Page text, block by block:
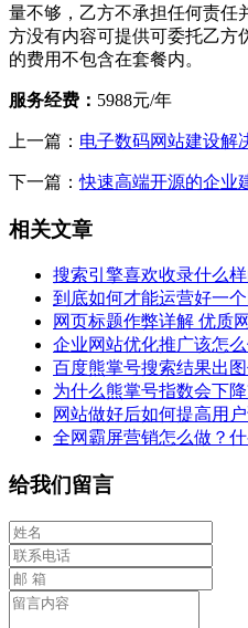
量不够，乙方不承担任何责任
方没有内容可提供可委托乙方
的费用不包含在套餐内。
服务经费： 5988元/年
上一篇： 电子数码网站建设解
下一篇：快速高端开源的企业
相关文章
搜索引擎喜欢收录什么
到底如何才能运营好一个
网页标题作弊详解 优质
企业网站优化推广该怎
百度熊掌号搜索结果出
为什么熊掌号指数会下
网站做好后如何提高用
全网霸屏营销怎么做？
给我们留言